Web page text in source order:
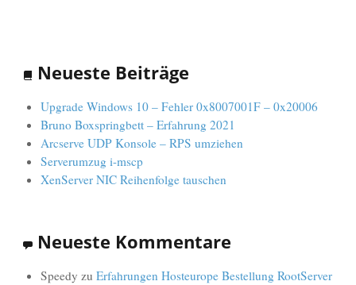
Neueste Beiträge
Upgrade Windows 10 – Fehler 0x8007001F – 0x20006
Bruno Boxspringbett – Erfahrung 2021
Arcserve UDP Konsole – RPS umziehen
Serverumzug i-mscp
XenServer NIC Reihenfolge tauschen
Neueste Kommentare
Speedy zu Erfahrungen Hosteurope Bestellung RootServer